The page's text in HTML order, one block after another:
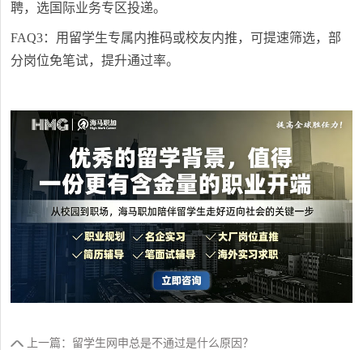
聘，选国际业务专区投递。
FAQ3：用留学生专属内推码或校友内推，可提速筛选，部
分岗位免笔试，提升通过率。
上一篇：留学生网申总是不通过是什么原因？